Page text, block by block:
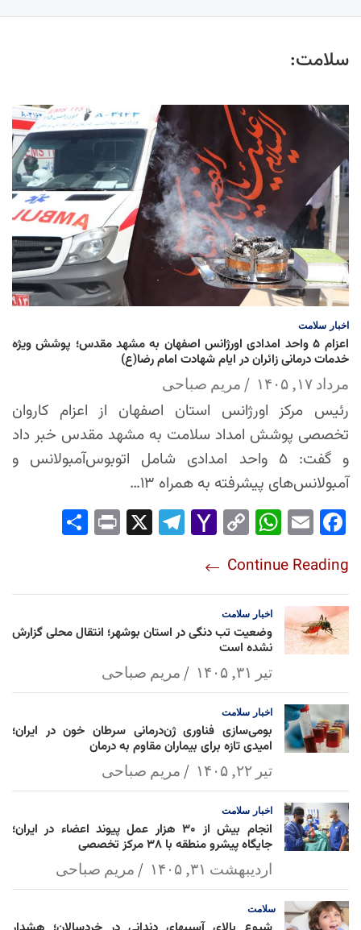
سلامت:
اخبار سلامت
اعزام ۵ واحد امدادی اورژانس اصفهان به مشهد مقدس؛ پوشش ویژه
خدمات درمانی زائران در ایام شهادت امام رضا(ع)
مرداد ۱۷, ۱۴۰۵ مریم صباحی
رئیس مرکز اورژانس استان اصفهان از اعزام کاروان
تخصصی پوشش امداد سلامت به مشهد مقدس خبر داد
و گفت: ۵ واحد امدادی شامل اتوبوس‌آمبولانس و
آمبولانس‌های پیشرفته به همراه ۱۳…
Fac
ok
Em
Wh
Ap
p
Co
Lin
k
Yah
l
Tel
Pri
Continue Reading
اخبار سلامت
وضعیت تب دنگی در استان بوشهر؛ انتقال محلی گزارش
نشده است
تیر ۳۱, ۱۴۰۵ مریم صباحی
اخبار سلامت
بومی‌سازی فناوری ژن‌درمانی سرطان خون در ایران؛
امیدی تازه برای بیماران مقاوم به درمان
تیر ۲۲, ۱۴۰۵ مریم صباحی
اخبار سلامت
انجام بیش از ۳۰ هزار عمل پیوند اعضاء در ایران؛
جایگاه پیشرو منطقه با ۳۸ مرکز تخصصی
اردیبهشت ۳۱, ۱۴۰۵ مریم صباحی
سلامت